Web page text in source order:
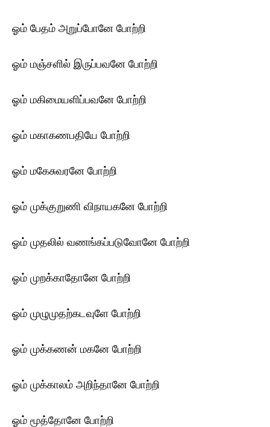
ஓம் பேதம் அறுப்போனே போற்றி
ஓம் மஞ்சளில் இருப்பவனே போற்றி
ஓம் மகிமையளிப்பவனே போற்றி
ஓம் மகாகணபதியே போற்றி
ஓம் மகேசுவரனே போற்றி
ஓம் முக்குறுணி விநாயகனே போற்றி
ஓம் முதலில் வணங்கப்படுவோனே போற்றி
ஓம் முறக்காதோனே போற்றி
ஓம் முழுமுதற்கடவுளே போற்றி
ஓம் முக்கணன் மகனே போற்றி
ஓம் முக்காலம் அறிந்தானே போற்றி
ஓம் மூத்தோனே போற்றி